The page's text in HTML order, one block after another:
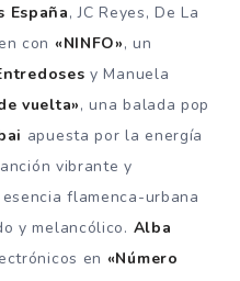
España, JC Reyes, De La
con «NINFO», un
y Manuela
vuelta», una balada pop
apuesta por la energía
vibrante y
flamenca-urbana
y melancólico. Alba
en «Número